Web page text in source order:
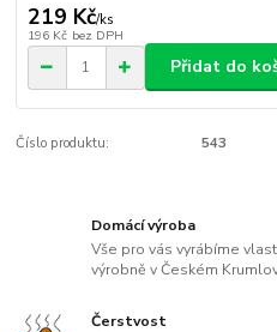
219 Kč/ks
196 Kč bez DPH
Přidat do
Číslo produktu: 543
Domácí výroba
Vše pro vás vyrábíme
výrobně v Českém
Čerstvost